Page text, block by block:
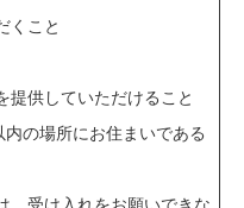
くこと
提供していただけること
の場所にお住まいである
、受け入れをお願いできな